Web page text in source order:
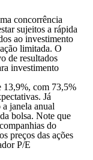
concorrência
sujeitos a rápida
ao investimento
limitada. O
de resultados
investimento
13,9%, com 73,5%
Já
janela anual
bolsa. Note que
do
preços das ações
P/E